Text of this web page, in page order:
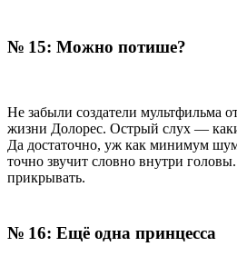
№ 15: Можно потише?
Не забыли создатели мультфильма
жизни Долорес. Острый слух —
Да достаточно, уж как минимум
точно звучит словно внутри
прикрывать.
№ 16: Ещё одна принцесса